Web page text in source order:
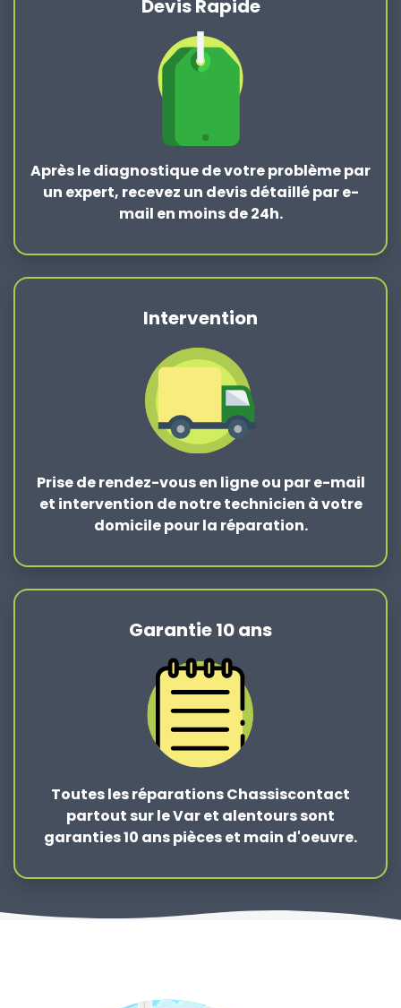
Devis Rapide
Après lediagnostique de votre problèmepar
un expert, recevez un devis détaillé par e-
mail en moins de 24h.
Intervention
Prise de rendez-vous en ligne ou par e-mail
et intervention de notre technicien à votre
domicile pour la réparation.
Garantie 10 ans
Toutes les réparations Chassiscontact
partout sur le Var et alentours sont
garanties 10 ans pièces et main d'oeuvre.